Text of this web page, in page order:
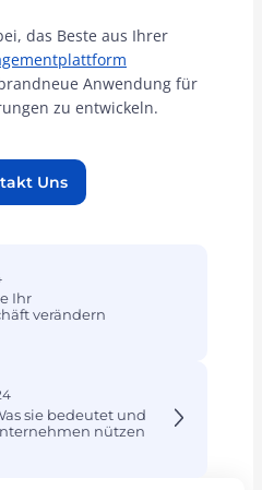
das Beste aus Ihrer
Anwendung für
zu entwickeln.
Uns
Ihr
verändern
sie bedeutet und
nützen